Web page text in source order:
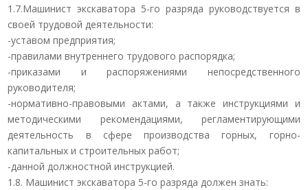
1.7.Машинист экскаватора 5-го разряда руководствуется в
своей трудовой деятельности:
-уставом предприятия;
-правилами внутреннего трудового распорядка;
-приказами и распоряжениями непосредственного
руководителя;
-нормативно-правовыми актами, а также инструкциями и
методическими рекомендациями, регламентирующими
деятельность в сфере производства горных, горно-
капитальных и строительных работ;
-данной должностной инструкцией.
1.8. Машинист экскаватора 5-го разряда должен знать: